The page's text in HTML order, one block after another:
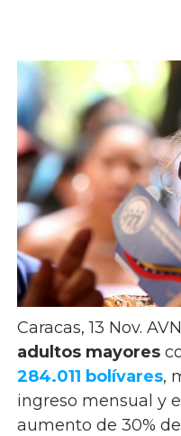
Caracas, 13 Nov.
adultos mayores
284.011 bolívares,
ingreso mensual y
aumento de 30%